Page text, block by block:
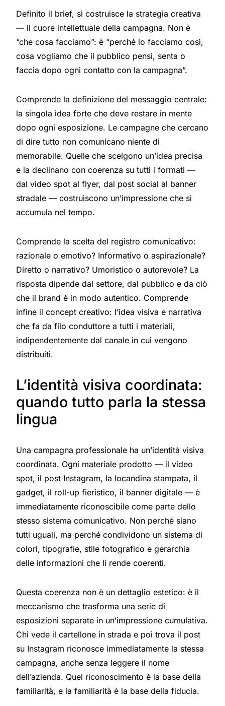
Definito il brief, si costruisce la strategia creativa
— il cuore intellettuale della campagna. Non è
“che cosa facciamo”: è “perché lo facciamo così,
cosa vogliamo che il pubblico pensi, senta o
faccia dopo ogni contatto con la campagna”.
Comprende la definizione del messaggio centrale:
la singola idea forte che deve restare in mente
dopo ogni esposizione. Le campagne che cercano
di dire tutto non comunicano niente di
memorabile. Quelle che scelgono un’idea precisa
e la declinano con coerenza su tutti i formati —
dal video spot al flyer, dal post social al banner
stradale — costruiscono un’impressione che si
accumula nel tempo.
Comprende la scelta del registro comunicativo:
razionale o emotivo? Informativo o aspirazionale?
Diretto o narrativo? Umoristico o autorevole? La
risposta dipende dal settore, dal pubblico e da ciò
che il brand è in modo autentico. Comprende
infine il concept creativo: l’idea visiva e narrativa
che fa da filo conduttore a tutti i materiali,
indipendentemente dal canale in cui vengono
distribuiti.
L’identità visiva coordinata:
quando tutto parla la stessa
lingua
Una campagna professionale ha un’identità visiva
coordinata. Ogni materiale prodotto — il video
spot, il post Instagram, la locandina stampata, il
gadget, il roll-up fieristico, il banner digitale — è
immediatamente riconoscibile come parte dello
stesso sistema comunicativo. Non perché siano
tutti uguali, ma perché condividono un sistema di
colori, tipografie, stile fotografico e gerarchia
delle informazioni che li rende coerenti.
Questa coerenza non è un dettaglio estetico: è il
meccanismo che trasforma una serie di
esposizioni separate in un’impressione cumulativa.
Chi vede il cartellone in strada e poi trova il post
su Instagram riconosce immediatamente la stessa
campagna, anche senza leggere il nome
dell’azienda. Quel riconoscimento è la base della
familiarità, e la familiarità è la base della fiducia.